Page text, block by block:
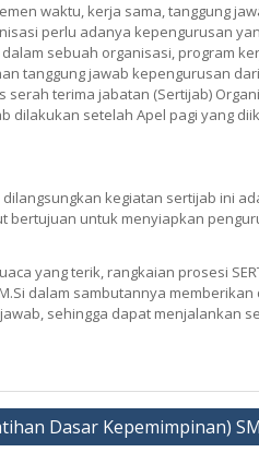
waktu, kerja sama, tanggung
perlu adanya kepengurusan
sebuah organisasi, program
tanggung jawab kepengurusan
terima jabatan (Sertijab)
dilakukan setelah Apel pagi yang
kegiatan sertijab ini
bertujuan untuk menyiapkan
yang terik, rangkaian prosesi
dalam sambutannya
sehingga dapat menjalankan
Dasar Kepemimpinan)